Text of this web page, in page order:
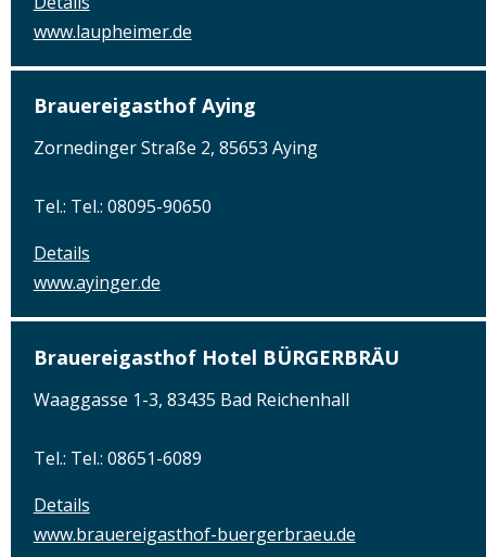
www.laupheimer.de
Brauereigasthof Aying
Zornedinger Straße 2, 85653 Aying
Tel.: Tel.: 08095-90650
Details
www.ayinger.de
Brauereigasthof Hotel BÜRGERBRÄU
Waaggasse 1-3, 83435 Bad Reichenhall
Tel.: Tel.: 08651-6089
Details
www.brauereigasthof-buergerbraeu.de